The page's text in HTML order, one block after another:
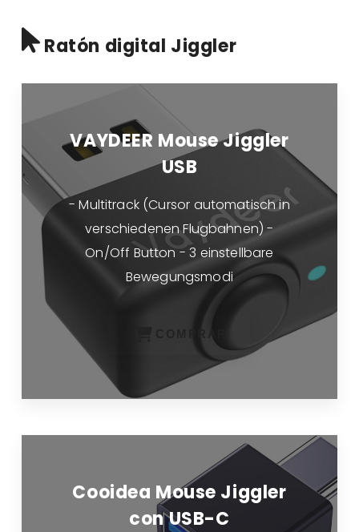
Ratón digital Jiggler
VAYDEER Mouse Jiggler
USB
- Multitrack (Cursor automatisch in
verschiedenen Flugbahnen) -
On/Off Button - 3 einstellbare
Bewegungsmodi
Cooidea Mouse Jiggler
con USB-C